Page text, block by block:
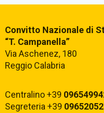
Convitto Nazionale di
“T. Campanella”
Via Aschenez, 180
Reggio Calabria
Centralino +39
Segreteria +39